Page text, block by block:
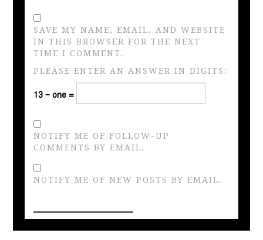
SAVE MY NAME, EMAIL, AND WEBSITE
IN THIS BROWSER FOR THE NEXT
TIME I COMMENT.
PLEASE ENTER AN ANSWER IN DIGITS:
13 − one =
NOTIFY ME OF FOLLOW-UP
COMMENTS BY EMAIL.
NOTIFY ME OF NEW POSTS BY EMAIL.